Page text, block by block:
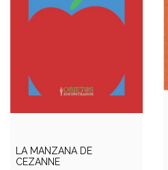
LA MANZANA DE
CEZANNE